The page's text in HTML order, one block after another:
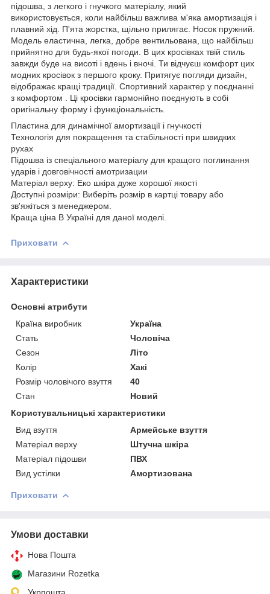
підошва, з легкого і гнучкого матеріалу, який
використовується, коли найбільш важлива м'яка амортизація і
плавний хід. П'ята жорстка, щільно прилягає. Носок пружний.
Модель еластична, легка, добре вентильована, що найбільш
прийнятно для будь-якої погоди. В цих кросівках твій стиль
завжди буде на висоті і вдень і вночі. Ти відчуєш комфорт цих
модних кросівок з першого кроку. Притягує погляди дизайн,
відображає кращі традиції. Спортивний характер у поєднанні
з комфортом . Ці кросівки гармонійно поєднують в собі
оригінальну форму і функціональність.
Пластина для динамічної амортизації і гнучкості
Технологія для покращення та стабільності при швидких
рухах
Підошва із спеціального матеріалу для кращого поглинання
ударів і довговічності амотризации
Матеріал верху: Еко шкіра дуже хорошої якості
Доступні розміри: Виберіть розмір в картці товару або
зв'яжіться з менеджером.
Краща ціна В Україні для даної моделі.
Приховати
Характеристики
Основні атрибути
Країна виробник
Україна
Стать
Чоловіча
Сезон
Літо
Колір
Хакі
Розмір чоловічого взуття
40
Стан
Новий
Користувальницькі характеристики
Вид взуття
Армейське взуття
Матеріал верху
Штучна шкіра
Матеріал підошви
ПВХ
Вид устілки
Амортизована
Приховати
Умови доставки
Нова Пошта
Магазини Rozetka
Укрпошта